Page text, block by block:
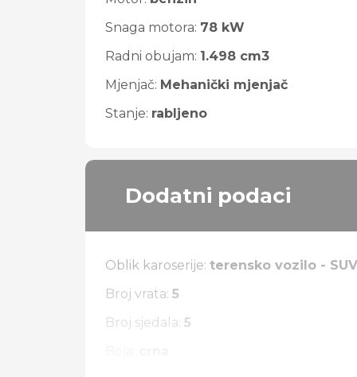
Snaga motora: 78 kW
Radni obujam: 1.498 cm3
Mjenjač: Mehanički mjenjač
Stanje: rabljeno
Dodatni podaci
Oblik karoserije: terensko vozilo - SUV
Broj vrata: 5
Broj sjedala: 5